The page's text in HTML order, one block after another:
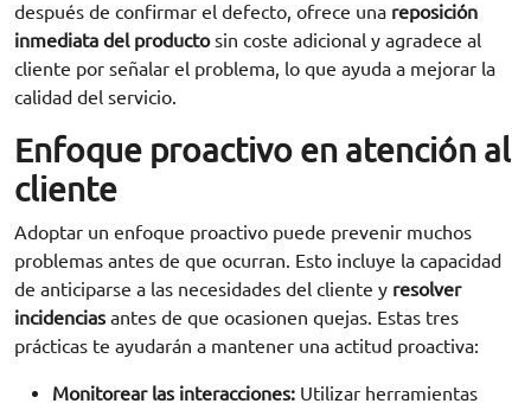
después de confirmar el defecto, ofrece una reposición
inmediata del productosin coste adicional y agradece al
cliente por señalar el problema, lo que ayuda a mejorar la
calidad del servicio.
Enfoque proactivo en atención al
cliente
Adoptar un enfoque proactivo puede prevenir muchos
problemas antes de que ocurran. Esto incluye la capacidad
de anticiparse a las necesidades del cliente y resolver
incidencias antes de que ocasionen quejas. Estas tres
prácticas te ayudarán a mantener una actitud proactiva:
Monitorear las interacciones: Utilizar herramientas